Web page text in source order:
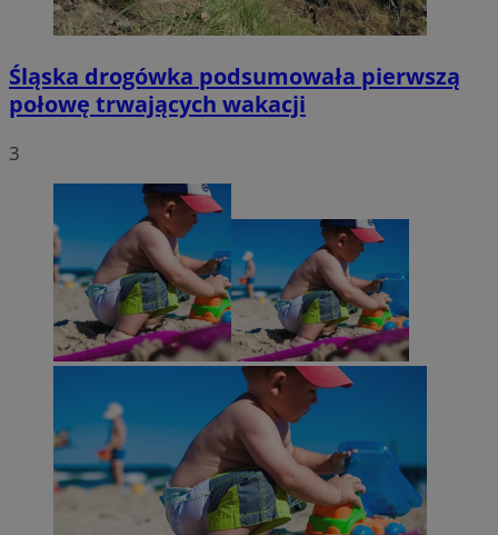
Śląska drogówka podsumowała pierwszą
połowę trwających wakacji
3